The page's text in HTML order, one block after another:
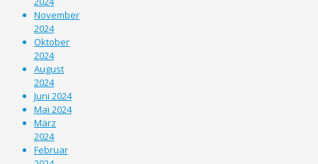
November
2024
Oktober
2024
August
2024
Juni 2024
Mai 2024
März
2024
Februar